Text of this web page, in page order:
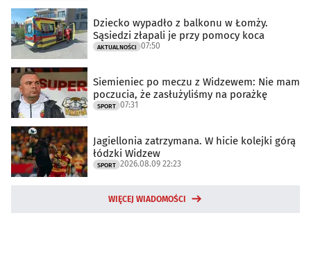
Dziecko wypadło z balkonu w Łomży.
Sąsiedzi złapali je przy pomocy koca
AKTUALNOŚCI 07:50
Siemieniec po meczu z Widzewem: Nie mam
poczucia, że zasłużyliśmy na porażkę
SPORT 07:31
Jagiellonia zatrzymana. W hicie kolejki górą
łódzki Widzew
SPORT 2026.08.09 22:23
WIĘCEJ WIADOMOŚCI